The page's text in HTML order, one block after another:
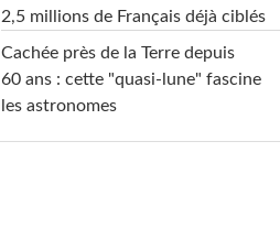
2,5 millions de Français déjà ciblés
Cachée près de la Terre depuis
60 ans : cette "quasi-lune" fascine
les astronomes